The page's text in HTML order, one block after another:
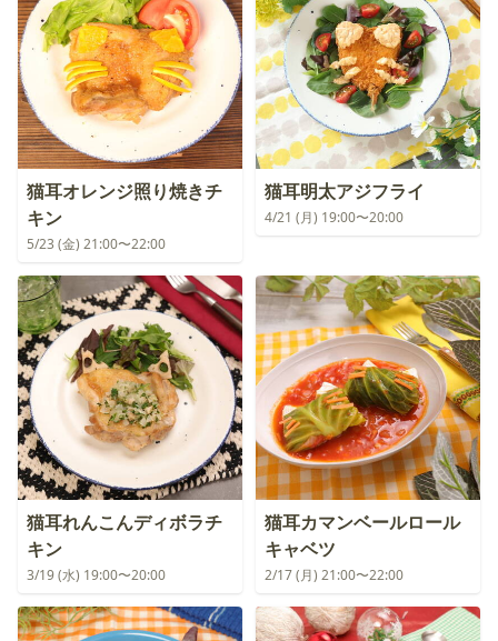
猫耳オレンジ照り焼きチ
キン
5/23 (金) 21:00〜22:00
猫耳明太アジフライ
4/21 (月) 19:00〜20:00
猫耳れんこんディボラチ
キン
3/19 (水) 19:00〜20:00
猫耳カマンベールロール
キャベツ
2/17 (月) 21:00〜22:00